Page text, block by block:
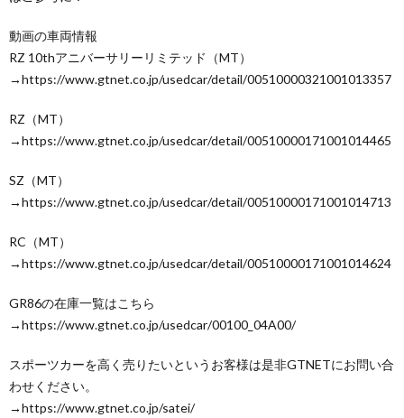
動画の車両情報
RZ 10thアニバーサリーリミテッド（MT）
→https://www.gtnet.co.jp/usedcar/detail/00510000321001013357
RZ（MT）
→https://www.gtnet.co.jp/usedcar/detail/00510000171001014465
SZ（MT）
→https://www.gtnet.co.jp/usedcar/detail/00510000171001014713
RC（MT）
→https://www.gtnet.co.jp/usedcar/detail/00510000171001014624
GR86の在庫一覧はこちら
→https://www.gtnet.co.jp/usedcar/00100_04A00/
スポーツカーを高く売りたいというお客様は是非GTNETにお問い合
わせください。
→https://www.gtnet.co.jp/satei/